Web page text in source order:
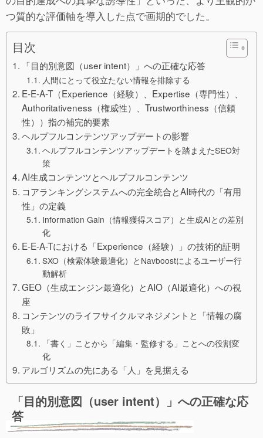
つ質的な評価軸を導入した点で画期的でした。
目次
「目的別意図（user intent）」への正確な応答
人間にとって役立たない情報を排除する
E-E-A-T（Experience（経験）、Expertise（専門性）、
Authoritativeness（権威性）、Trustworthiness（信頼
性））指の補完的要素
ヘルプフルコンテンツアップデートの影響
ヘルプフルコンテンツアップデートを踏まえたSEO対
策
AI生成コンテンツとヘルプフルコンテンツ
コアランキングシステムへの完全統合とAI時代の「有用
性」の定義
Information Gain（情報獲得スコア）と生成AIとの差別
化
E-E-A-Tにおける「Experience（経験）」の技術的証明
SXO（検索体験最適化）とNavboostによるユーザー行
動解析
GEO（生成エンジン最適化）とAIO（AI最適化）への視
座
コンテンツのライフサイクルマネジメントと「情報の腐
敗」
「書く」ことから「編集・監修する」ことへの役割変
化
アルゴリズムの先にある「人」を見据える
「目的別意図（user intent）」への正確な応
答